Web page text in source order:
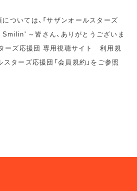
ついては、「サザンオールスターズ
～皆さん、ありがとうございま
ーズ応援団 専用視聴サイト 利用規
スターズ応援団「会員規約」をご参照